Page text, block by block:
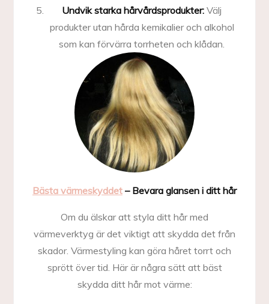
Undvik starka hårvårdsprodukter: Välj
produkter utan hårda kemikalier och alkohol
som kan förvärra torrheten och klådan.
Bästa värmeskyddet – Bevara glansen i ditt hår
Om du älskar att styla ditt hår med
värmeverktyg är det viktigt att skydda det från
skador. Värmestyling kan göra håret torrt och
sprött över tid. Här är några sätt att bäst
skydda ditt hår mot värme: